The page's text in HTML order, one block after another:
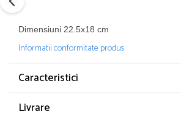
Dimensiuni 22.5x18 cm
Informatii conformitate produs
Caracteristici
Livrare